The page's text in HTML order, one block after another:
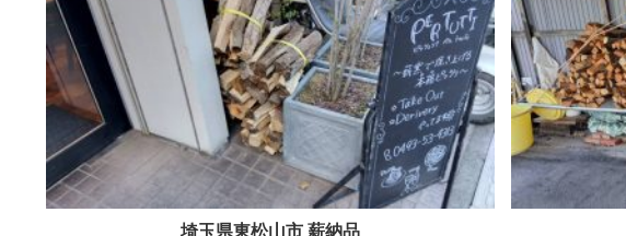
埼玉県東松山市 薪納品